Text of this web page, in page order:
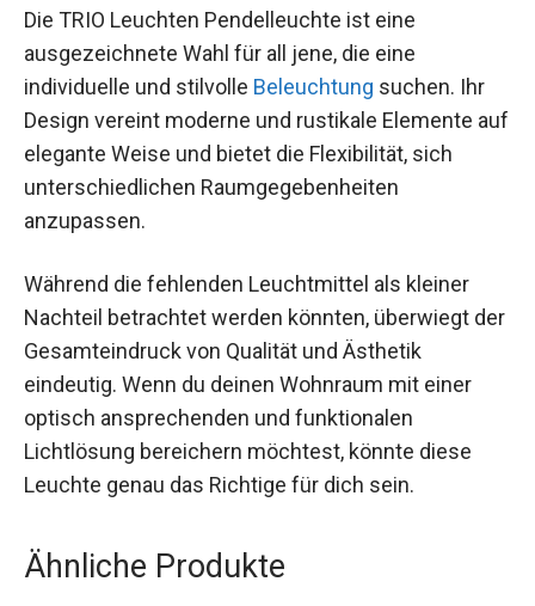
Die TRIO Leuchten Pendelleuchte ist eine
ausgezeichnete Wahl für all jene, die eine
individuelle und stilvolle Beleuchtung suchen. Ihr
Design vereint moderne und rustikale Elemente auf
elegante Weise und bietet die Flexibilität, sich
unterschiedlichen Raumgegebenheiten
anzupassen.
Während die fehlenden Leuchtmittel als kleiner
Nachteil betrachtet werden könnten, überwiegt der
Gesamteindruck von Qualität und Ästhetik
eindeutig. Wenn du deinen Wohnraum mit einer
optisch ansprechenden und funktionalen
Lichtlösung bereichern möchtest, könnte diese
Leuchte genau das Richtige für dich sein.
Ähnliche Produkte